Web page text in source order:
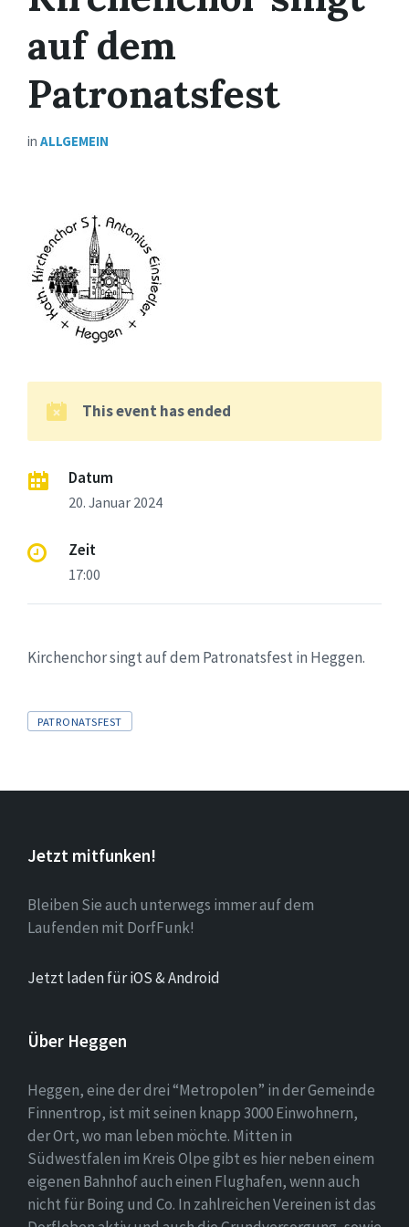
auf dem
Patronatsfest
in ALLGEMEIN
This event has ended
Datum
20. Januar 2024
Zeit
17:00
Kirchenchor singt auf dem Patronatsfest in Heggen.
Tags
PATRONATSFEST
Jetzt mitfunken!
Bleiben Sie auch unterwegs immer auf dem
Laufenden mit DorfFunk!
Jetzt laden für iOS & Android
Über Heggen
Heggen, eine der drei “Metropolen” in der Gemeinde
Finnentrop, ist mit seinen knapp 3000 Einwohnern,
der Ort, wo man leben möchte. Mitten in
Südwestfalen im Kreis Olpe gibt es hier neben einem
eigenen Bahnhof auch einen Flughafen, wenn auch
nicht für Boing und Co. In zahlreichen Vereinen ist das